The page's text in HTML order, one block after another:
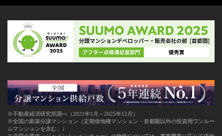
※不動産経済研究所調べ（2021年1月～2025年12月）
※全国の新築分譲マンション（定期借地権マンション・首都圏以外の投資用ワンルー
ムマンションを含む。）